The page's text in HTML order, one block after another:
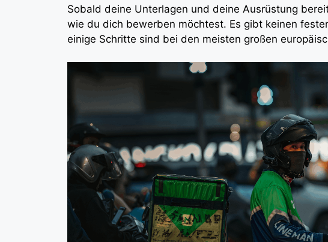
Sobald deine Unterlagen und deine Ausrüstung
wie du dich bewerben möchtest. Es gibt keinen
einige Schritte sind bei den meisten großen